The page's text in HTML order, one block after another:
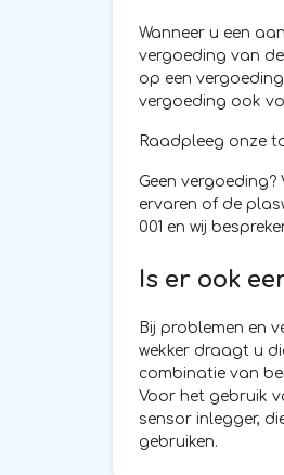
Wanneer u een
vergoeding van
op een
vergoeding ook
Raadpleeg onze
Geen
ervaren of de
001 en wij
Is er ook
Bij problemen en
wekker draagt u
combinatie van
Voor het gebruik
sensor inlegger,
gebruiken.